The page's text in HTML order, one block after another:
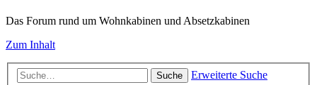
Das Forum rund um Wohnkabinen und Absetzkabinen
Zum Inhalt
Suche Erweiterte Suche